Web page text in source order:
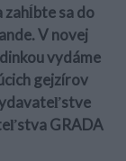
sa do
V novej
vydáme
gejzírov
GRADA